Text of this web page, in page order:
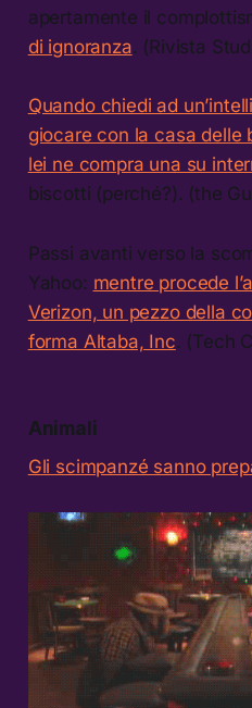
apertamente il
di ignoranza. (Rivista
Quando chiedi ad
giocare con la casa delle
lei ne compra una su
biscotti (perché?). (the
Passi avanti verso la
Yahoo: mentre procede
Verizon, un pezzo della
forma Altaba, Inc. (Tech
Animali
Gli scimpanzé sanno